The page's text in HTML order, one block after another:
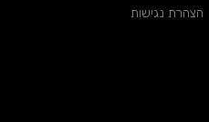
הצהרת נגישות